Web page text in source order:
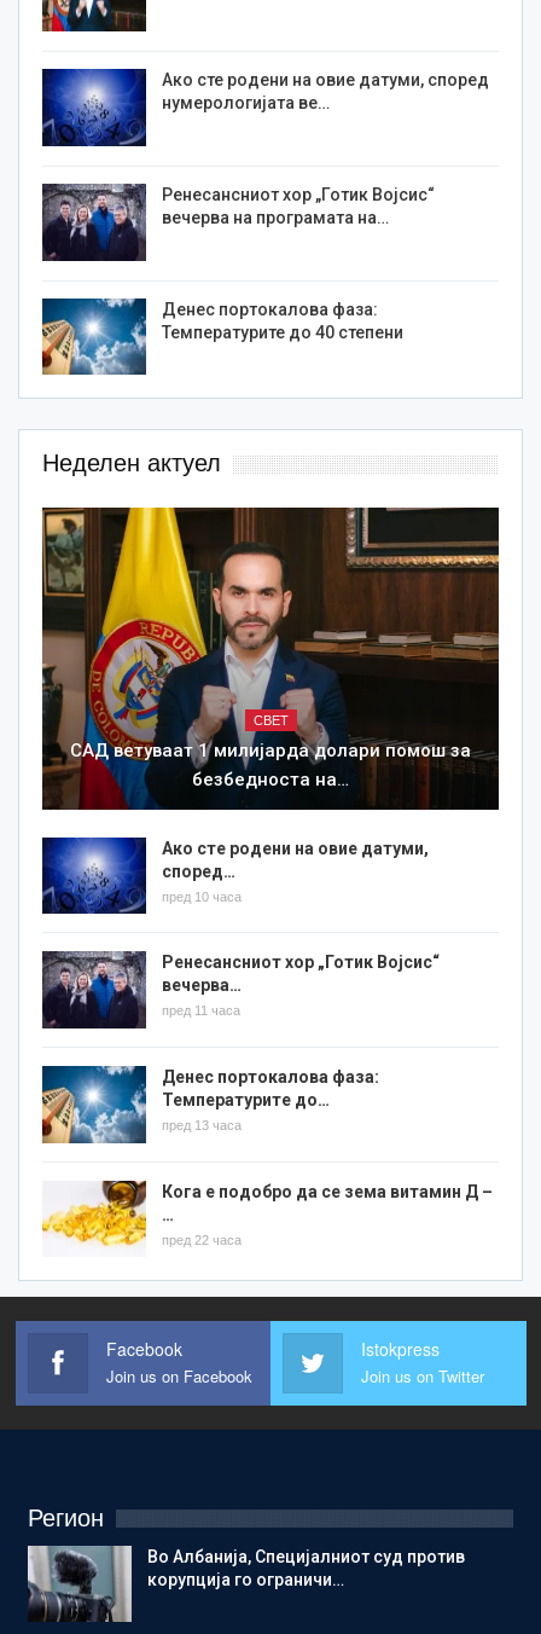
Ако сте родени на овие датуми, според
нумерологијата ве…
Ренесансниот хор „Готик Војсис“
вечерва на програмата на…
Денес портокалова фаза:
Температурите до 40 степени
Неделен актуел
СВЕТ
САД ветуваат 1 милијарда долари помош за
безбедноста на…
Ако сте родени на овие датуми,
според…
пред 10 часа
Ренесансниот хор „Готик Војсис“
вечерва…
пред 11 часа
Денес портокалова фаза:
Температурите до…
пред 13 часа
Кога е подобро да се зема витамин Д –
…
пред 22 часа
Facebook
Join us on Facebook
Istokpress
Join us on Twitter
Регион
Во Албанија, Специјалниот суд против
корупција го ограничи…